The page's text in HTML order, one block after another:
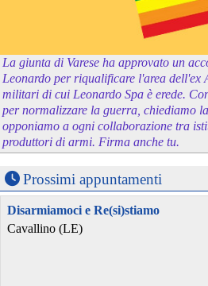
La giunta di Varese ha approvato un
Leonardo per riqualificare l'area dell'ex
militari di cui Leonardo Spa è erede.
per normalizzare la guerra, chiediamo
opponiamo a ogni collaborazione tra
produttori di armi. Firma anche tu.
Prossimi appuntamenti
Disarmiamoci e Re(si)stiamo
Cavallino (LE)